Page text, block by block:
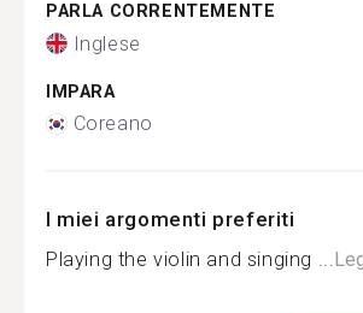
PARLA CORRENTEMENTE
Inglese
IMPARA
Coreano
I miei argomenti preferiti
Playing the violin and singing ...